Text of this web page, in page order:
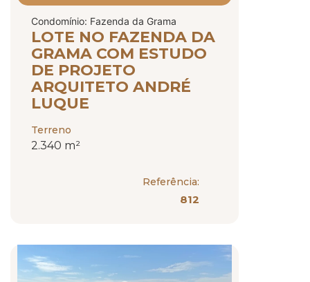
Condomínio: Fazenda da Grama
LOTE NO FAZENDA DA
GRAMA COM ESTUDO
DE PROJETO
ARQUITETO ANDRÉ
LUQUE
Terreno
2.340 m²
Referência:
812